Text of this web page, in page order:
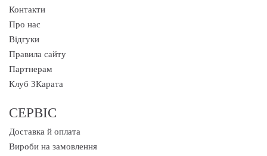
Контакти
Про нас
Відгуки
Правила сайту
Партнерам
Клуб 3Карата
СЕРВІС
Доставка й оплата
Вироби на замовлення